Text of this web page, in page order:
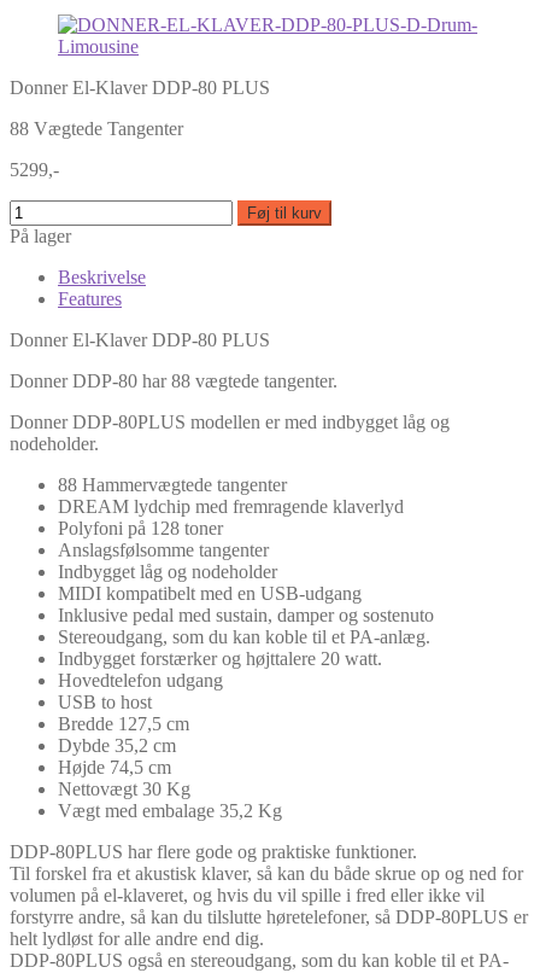
Donner El-Klaver DDP-80 PLUS
88 Vægtede Tangenter
5299,-
Føj til kurv
På lager
Beskrivelse
Features
Donner El-Klaver DDP-80 PLUS
Donner DDP-80 har 88 vægtede tangenter.
Donner DDP-80PLUS modellen er med indbygget låg og
nodeholder.
88 Hammervægtede tangenter
DREAM lydchip med fremragende klaverlyd
Polyfoni på 128 toner
Anslagsfølsomme tangenter
Indbygget låg og nodeholder
MIDI kompatibelt med en USB-udgang
Inklusive pedal med sustain, damper og sostenuto
Stereoudgang, som du kan koble til et PA-anlæg.
Indbygget forstærker og højttalere 20 watt.
Hovedtelefon udgang
USB to host
Bredde 127,5 cm
Dybde 35,2 cm
Højde 74,5 cm
Nettovægt 30 Kg
Vægt med embalage 35,2 Kg
DDP-80PLUS har flere gode og praktiske funktioner.
Til forskel fra et akustisk klaver, så kan du både skrue op og ned for
volumen på el-klaveret, og hvis du vil spille i fred eller ikke vil
forstyrre andre, så kan du tilslutte høretelefoner, så DDP-80PLUS er
helt lydløst for alle andre end dig.
DDP-80PLUS også en stereoudgang, som du kan koble til et PA-